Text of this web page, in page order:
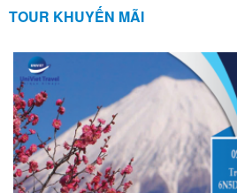
TOUR KHUYẾN MÃI